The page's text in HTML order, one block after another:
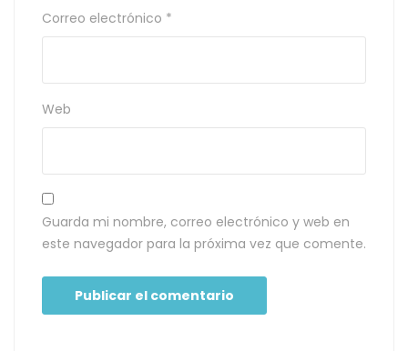
Correo electrónico *
Web
Guarda mi nombre, correo electrónico y web en
este navegador para la próxima vez que comente.